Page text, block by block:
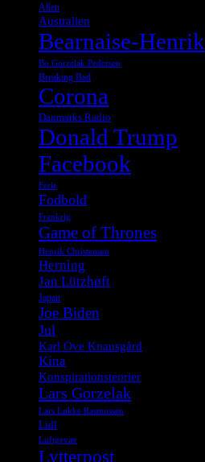
Alien
Australien
Bearnaise-Henrik
Bo Gorzelak Pedersen
Breaking Bad
Corona
Danmarks Radio
Donald Trump
Facebook
Ferie
Fodbold
Frankrig
Game of Thrones
Henrik Christensen
Herning
Jan Lützhøft
Japan
Joe Biden
Jul
Karl Ove Knausgård
Kina
Konspirationsteorier
Lars Gorzelak
Lars Løkke Rasmussen
Lidl
Luftgevær
Lytterpost